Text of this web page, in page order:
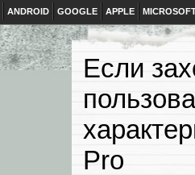
ANDROID GOOGLE APPLE
Если
Pro